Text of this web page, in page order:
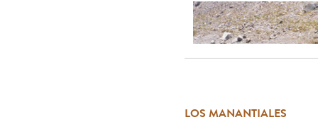
LOS MANANTIALES